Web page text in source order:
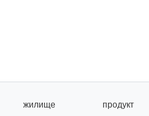
жилище продукт